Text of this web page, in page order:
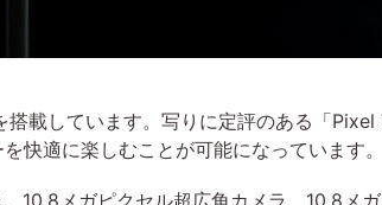
載しています。写りに定評のある「
快適に楽しむことが可能になっています。
10.8メガピクセル超広角カメラ、10.8メ